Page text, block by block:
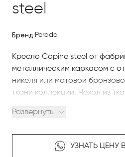
steel
Бренд: Porada
Кресло Copine steel от
металлическим каркасом с
никеля или матовой
ткани коллекции. Чехол из
ткани для внешней и
тополя и массива ели с
Набивка выполнена из
Развернуть
УЗНАТЬ ЦЕНУ